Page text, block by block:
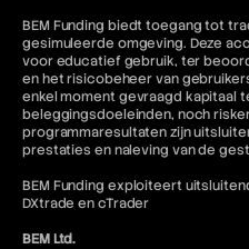
BEM Funding biedt toegang tot
gesimuleerde omgeving. Deze
voor educatief gebruik, ter
en het risicobeheer van
enkel moment gevraagd kapitaal
beleggingsdoeleinden, noch
programmaresultaten zijn
prestaties en naleving van de
BEM Funding exploiteert
DXtrade en cTrader
BEM Ltd.